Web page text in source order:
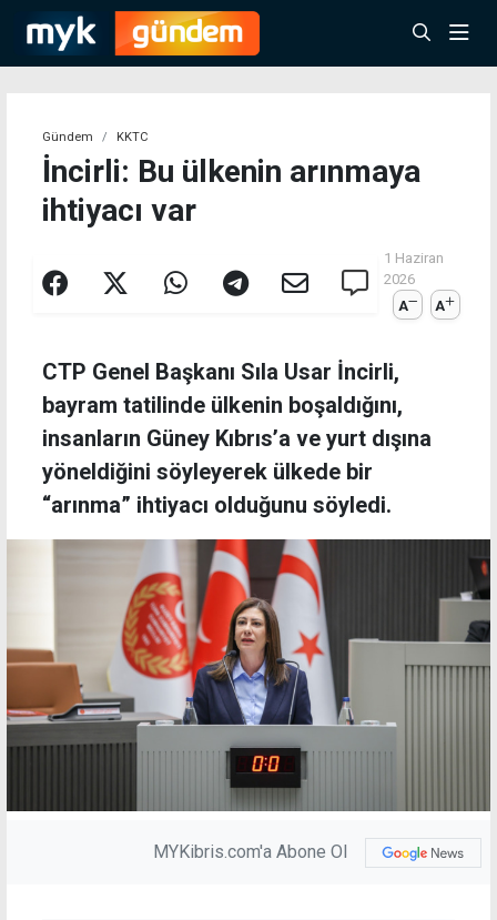
Gündem KKTC
İncirli: Bu ülkenin arınmaya
ihtiyacı var
1 Haziran
2026
A
A
CTP Genel Başkanı Sıla Usar İncirli,
bayram tatilinde ülkenin boşaldığını,
insanların Güney Kıbrıs’a ve yurt dışına
yöneldiğini söyleyerek ülkede bir
“arınma” ihtiyacı olduğunu söyledi.
MYKibris.com'a Abone Ol